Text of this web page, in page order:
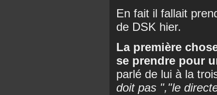
En fait il fallait
de DSK hier.
La première
se prendre pour
parlé de lui à la
doit pas ","le